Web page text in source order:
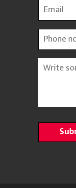
Email
Phone
Message